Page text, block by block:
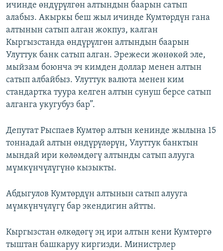
ичинде өндүрүлгөн алтындын баарын сатып
алабыз. Акыркы беш жыл ичинде Кумтөрдүн гана
алтынын сатып алган жокпуз, калган
Кыргызстанда өндүрүлгөн алтындын баарын
Улуттук банк сатып алган. Эрежеси жөнөкөй эле,
мыйзам боюнча эч кимден доллар менен алтын
сатып албайбыз. Улуттук валюта менен ким
стандартка туура келген алтын сунуш берсе сатып
алганга укугубуз бар”.
Депутат Рыспаев Кумтөр алтын кенинде жылына 15
тоннадай алтын өндүрүлөрүн, Улуттук банктын
мындай ири көлөмдөгү алтынды сатып алууга
мүмкүнчүлүгүнө кызыкты.
Абдыгулов Кумтөрдүн алтынын сатып алууга
мүмкүнчүлүгү бар экендигин айтты.
Кыргызстан өлкөдөгү эң ири алтын кени Кумтөргө
тыштан башкаруу киргизди. Министрлер